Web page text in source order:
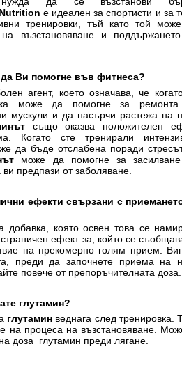
е идеален за спортисти и за
тренировки, тъй като той
възстановяване и
Ви помогне във фитнеса?
агент, което означава, че
може да помогне за
мускули и да насърчи растежа на
също оказва положителен
Когато сте тренирали
да бъде отслабена поради
може да помогне за
предпази от заболяване.
ефекти свързани с
добавка, която освен това се
ефект за, който се
на прекомерно голям прием.
преди да започнете приема на
повече от препоръчителната доза.
глутамин?
глутамин веднага след тренировка.
на процеса на възстановяване.
доза глутамин преди лягане.